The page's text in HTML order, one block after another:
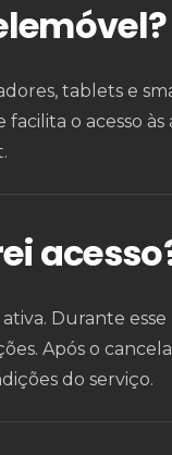
tablets e
o acesso
Durante
Após o
do serviço.